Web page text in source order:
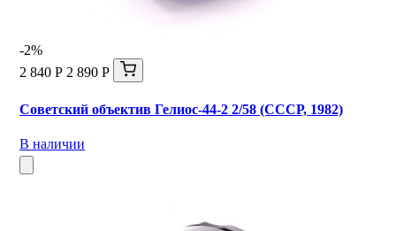
-2%
2 840 Р 2 890 Р
Советский объектив Гелиос-44-2 2/58 (СССР, 1982)
В наличии